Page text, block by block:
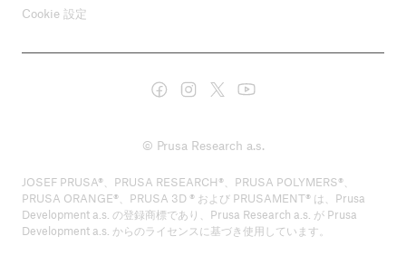
Cookie 設定
© Prusa Research a.s.
JOSEF PRUSA®、PRUSA RESEARCH®、PRUSA POLYMERS®、
PRUSA ORANGE®、PRUSA 3D ® および PRUSAMENT® は、Prusa
Development a.s. の登録商標であり、Prusa Research a.s. が Prusa
Development a.s. からのライセンスに基づき使用しています。